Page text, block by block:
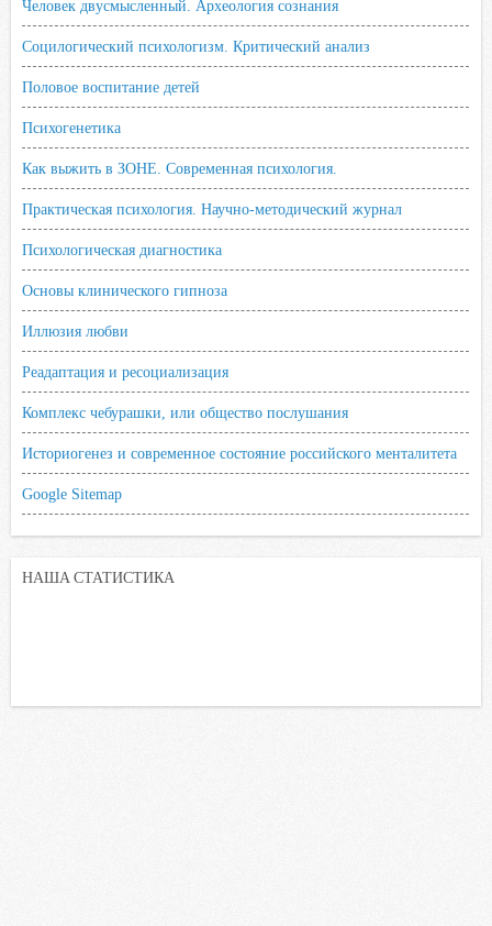
Человек двусмысленный. Археология сознания
Социлогический психологизм. Критический анализ
Половое воспитание детей
Психогенетика
Как выжить в ЗОНЕ. Современная психология.
Практическая психология. Научно-методический журнал
Психологическая диагностика
Основы клинического гипноза
Иллюзия любви
Реадаптация и ресоциализация
Комплекс чебурашки, или общество послушания
Историогенез и современное состояние российского менталитета
Google Sitemap
НАША СТАТИСТИКА